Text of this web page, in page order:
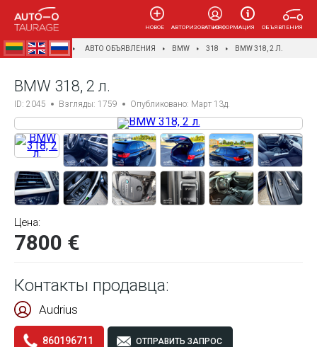
ОБЪЯВЛЕНИЯ
ИНФОРМАЦИЯ
НОВОЕ АВТОРИЗОВАТЬСЯ
AUTOTAURAGĖ АВТО ОБЪЯВЛЕНИЯ BMW 318 BMW 318, 2 Л.
BMW 318, 2 л.
ID: 2045 Взгляды: 1759 Опубликовано: Март 13д.
Цена:
7800 €
Контакты продавца:
Audrius
860196711 ОТПРАВИТЬ ЗАПРОС